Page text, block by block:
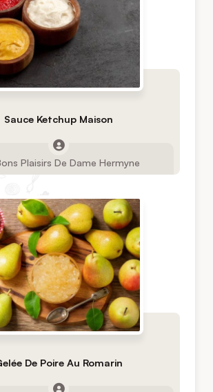
Sauce Ketchup Maison
Plaisirs De Dame Hermyne
De Poire Au Romarin